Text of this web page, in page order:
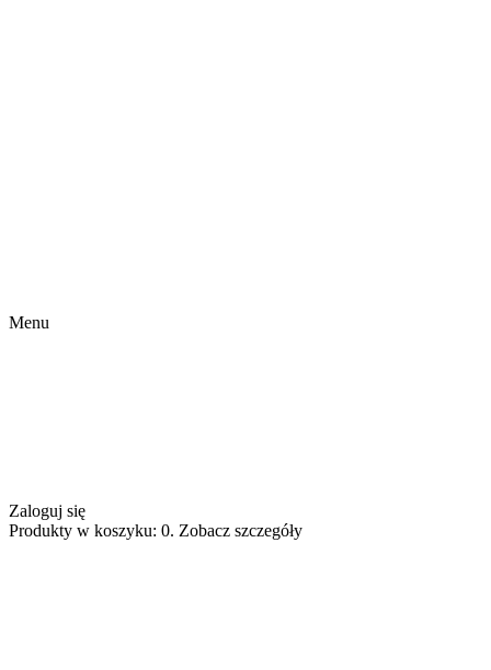
Menu
Zaloguj się
Produkty w koszyku: 0. Zobacz szczegóły